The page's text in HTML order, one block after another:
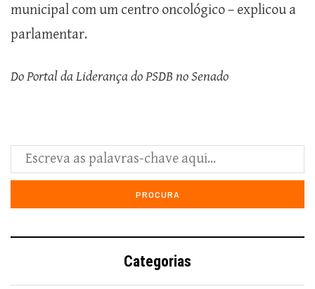
municipal com um centro oncológico – explicou a
parlamentar.
Do Portal da Liderança do PSDB no Senado
Categorias